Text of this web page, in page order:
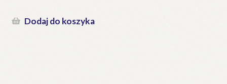
Dodaj do koszyka